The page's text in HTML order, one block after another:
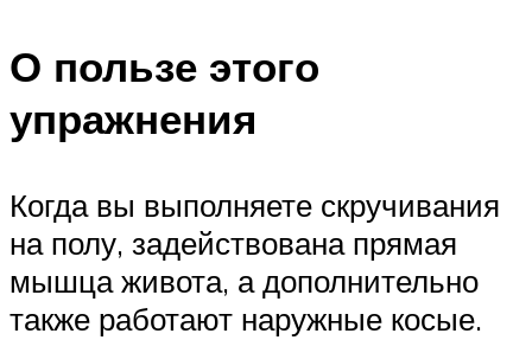
О пользе этого
упражнения
Когда вы выполняете скручивания
на полу, задействована прямая
мышца живота, а дополнительно
также работают наружные косые.